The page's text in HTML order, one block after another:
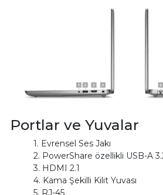
Portlar ve Yuvalar
1. Evrensel Ses Jakı
2. PowerShare özellikli USB-A
3. HDMI 2.1
4. Kama Şekilli Kilit Yuvası
5. RJ-45